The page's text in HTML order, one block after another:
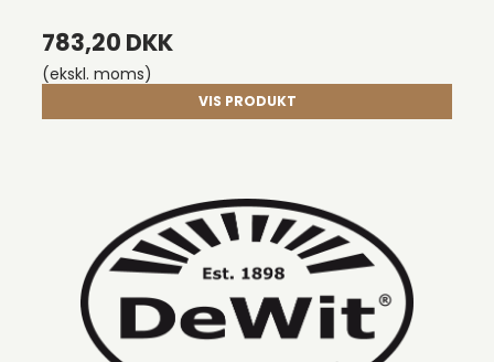
783,20 DKK
(ekskl. moms)
VIS PRODUKT